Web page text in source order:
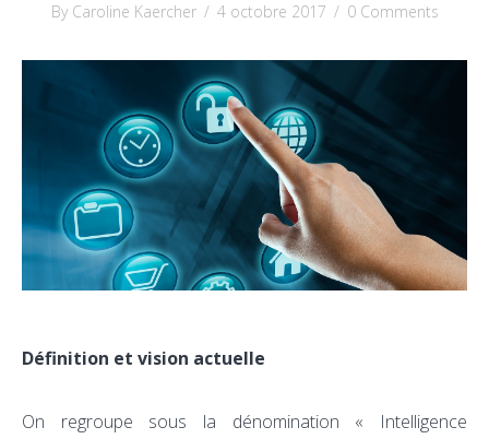
By Caroline Kaercher / 4 octobre 2017 / 0 Comments
Définition et vision actuelle
On regroupe sous la dénomination « Intelligence